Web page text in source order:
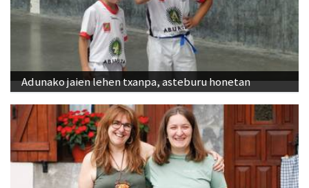
Adunako jaien lehen txanpa, asteburu honetan